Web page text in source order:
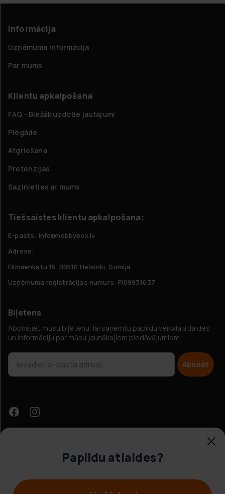
Informācija
Uzņēmuma informācija
Par mums
Klientu apkalpošana
FAQ - Biežāk uzdotie jautājumi
Piegāde
Atgriešana
Pretenzijas
Sazinieties ar mums
Tiešsaistes klientu apkalpošana:
E-pasts: info@hobbybox.lv
Adrese:
Elimäenkatu 15, 00510 Helsinki, Somija
Uzņēmuma reģistrācijas numurs: FI09931637
Biļetens
Abonējiet mūsu biļetenu, lai saņemtu papildu veikala atlaides
un informāciju par mūsu jaunākajiem piedāvājumiem!
Abonēt
Papildu atlaides?